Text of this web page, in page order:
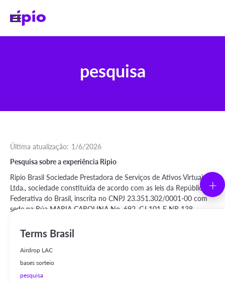
pesquisa
Terms Brasil
Airdrop LAC
bases sorteio
pesquisa
+
Última atualização: 1/6/2026
Pesquisa sobre a experiência Ripio
Ripio Brasil Sociedade Prestadora de Serviços de Ativos Virtuais
Ltda., sociedade constituída de acordo com as leis da República
Federativa do Brasil, inscrita no CNPJ 23.351.302/0001-00 com
sede na Rúa MARIA CAROLINA No. 692, CJ 101 E NR 138 -
denominada a “Empresa”), dirige-se ao respondente (o
“Respondente” e, em conjunto com a Empresa, as “Partes”) por
meio de uma pesquisa ou questionário (a “Pesquisa” ou, no plural,
“Pesquisas”), no âmbito de um estudo de mercado da Empresa,
sujeita aos termos e condições estabelecidos a seguir: